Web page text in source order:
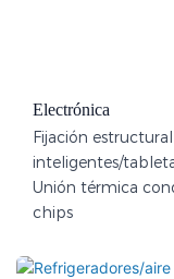
Electrónica
Fijación
inteligentes/
Unión térmica
chips